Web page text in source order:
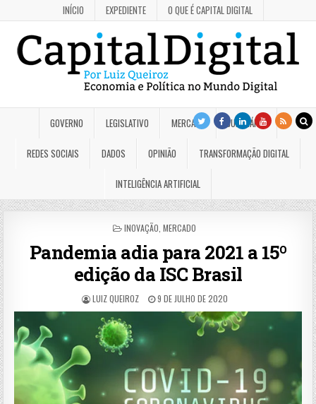
INÍCIO EXPEDIENTE O QUE É CAPITAL DIGITAL
GOVERNO LEGISLATIVO MERCADO JUDICIÁRIO
REDES SOCIAIS DADOS OPINIÃO TRANSFORMAÇÃO DIGITAL
INTELIGÊNCIA ARTIFICIAL
POSTED
INOVAÇÃO MERCADO
Pandemia adia para 2021 a 15º
edição da ISC Brasil
LUIZ QUEIROZ 9 DE JULHO DE 2020